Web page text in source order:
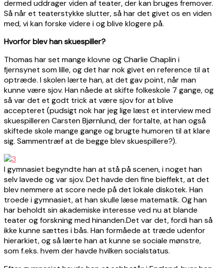
dermed uddrager viden af teater, der kan bruges fremover.
Så når et teaterstykke slutter, så har det givet os en viden
med, vi kan forske videre i og blive klogere på.
Hvorfor blev han skuespiller?
Thomas har set mange klovne og Charlie Chaplin i
fjernsynet som lille, og det har nok givet en reference til at
optræde. I skolen lærte han, at det gav point, når man
kunne være sjov. Han nåede at skifte folkeskole 7 gange, og
så var det et godt trick at være sjov for at blive
accepteret (pudsigt nok har jeg lige læst et interview med
skuespilleren Carsten Bjørnlund, der fortalte, at han også
skiftede skole mange gange og brugte humoren til at klare
sig. Sammentræf at de begge blev skuespillere?).
I gymnasiet begyndte han at stå på scenen, i noget han
selv lavede og var sjov. Det havde den fine bieffekt, at det
blev nemmere at score nede på det lokale diskotek. Han
troede i gymnasiet, at han skulle læse matematik. Og han
har beholdt sin akademiske interesse ved nu at blande
teater og forskning med hinanden.Det var det, fordi han så
ikke kunne sættes i bås. Han formåede at træde udenfor
hierarkiet, og så lærte han at kunne se sociale mønstre,
som f.eks. hvem der havde hvilken socialstatus.